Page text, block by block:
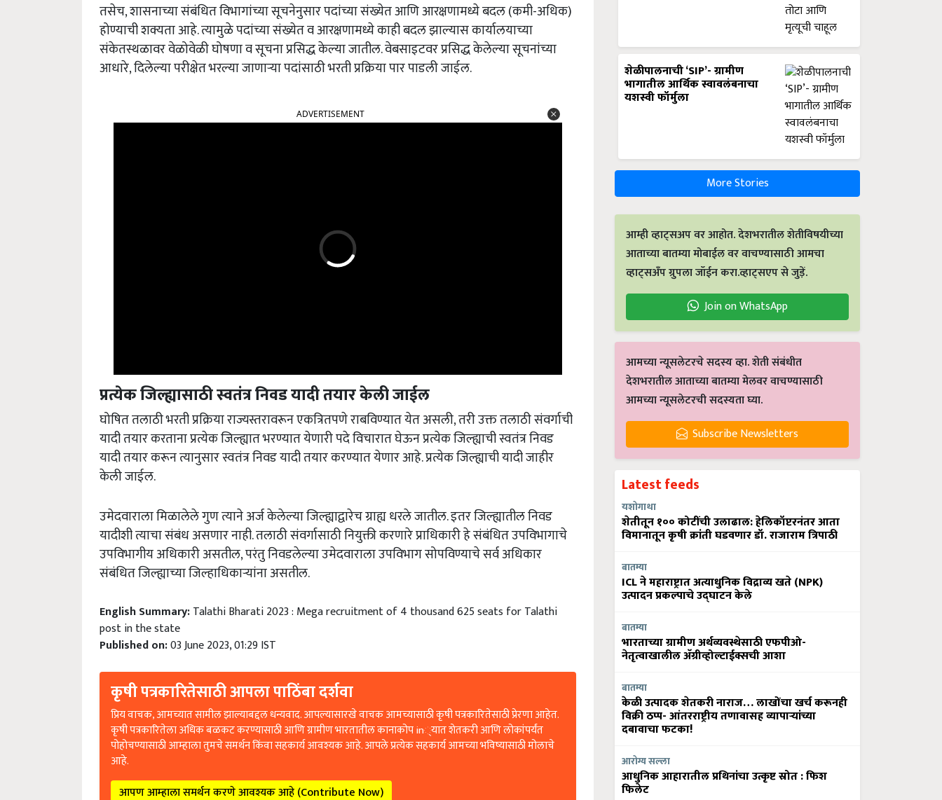
तसेच, शासनाच्या संबंधित विभागांच्या सूचनेनुसार पदांच्या संख्येत आणि आरक्षणामध्ये बदल (कमी-अधिक)
होण्याची शक्यता आहे. त्यामुळे पदांच्या संख्येत व आरक्षणामध्ये काही बदल झाल्यास कार्यालयाच्या
संकेतस्थळावर वेळोवेळी घोषणा व सूचना प्रसिद्ध केल्या जातील. वेबसाइटवर प्रसिद्ध केलेल्या सूचनांच्या
आधारे, दिलेल्या परीक्षेत भरल्या जाणार्‍या पदांसाठी भरती प्रक्रिया पार पाडली जाईल.
प्रत्येक जिल्ह्यासाठी स्वतंत्र निवड यादी तयार केली जाईल
घोषित तलाठी भरती प्रक्रिया राज्यस्तरावरून एकत्रितपणे राबविण्यात येत असली, तरी उक्त तलाठी संवर्गाची
यादी तयार करताना प्रत्येक जिल्ह्यात भरण्यात येणारी पदे विचारात घेऊन प्रत्येक जिल्ह्याची स्वतंत्र निवड
यादी तयार करून त्यानुसार स्वतंत्र निवड यादी तयार करण्यात येणार आहे. प्रत्येक जिल्ह्याची यादी जाहीर
केली जाईल.
उमेदवाराला मिळालेले गुण त्याने अर्ज केलेल्या जिल्ह्याद्वारेच ग्राह्य धरले जातील. इतर जिल्ह्यातील निवड
यादीशी त्याचा संबंध असणार नाही. तलाठी संवर्गासाठी नियुक्ती करणारे प्राधिकारी हे संबंधित उपविभागाचे
उपविभागीय अधिकारी असतील, परंतु निवडलेल्या उमेदवाराला उपविभाग सोपविण्याचे सर्व अधिकार
संबंधित जिल्ह्याच्या जिल्हाधिकाऱ्यांना असतील.
English Summary: Talathi Bharati 2023 : Mega recruitment of 4 thousand 625 seats for Talathi
post in the state
Published on:03 June 2023, 01:29 IST
कृषी पत्रकारितेसाठी आपला पाठिंबा दर्शवा
प्रिय वाचक, आमच्यात सामील झाल्याबद्दल धन्यवाद. आपल्यासारखे वाचक आमच्यासाठी कृषी पत्रकारितेसाठी प्रेरणा आहेत.
कृषी पत्रकारितेला अधिक बळकट करण्यासाठी आणि ग्रामीण भारतातील कानाकोप in्यात शेतकरी आणि लोकांपर्यंत
पोहोचण्यासाठी आम्हाला तुमचे समर्थन किंवा सहकार्य आवश्यक आहे. आपले प्रत्येक सहकार्य आमच्या भविष्यासाठी मोलाचे
आहे.
आपण आम्हाला समर्थन करणे आवश्यक आहे (Contribute Now)
शेळीपालनाची ‘SIP’- ग्रामीण
भागातील आर्थिक स्वावलंबनाचा
यशस्वी फॉर्मुला
More Stories
आम्ही व्हाट्सअप वर आहोत. देशभरातील शेतीविषयीच्या
आताच्या बातम्या मोबाईल वर वाचण्यासाठी आमचा
व्हाट्सअँप ग्रुपला जॉईन करा.व्हाट्सएप से जुड़ें.
Join on WhatsApp
आमच्या न्यूसलेटरचे सदस्य व्हा. शेती संबंधीत
देशभरातील आताच्या बातम्या मेलवर वाचण्यासाठी
आमच्या न्यूसलेटरची सदस्यता घ्या.
Subscribe Newsletters
Latest feeds
यशोगाथा
शेतीतून १०० कोटींची उलाढाल: हेलिकॉप्टरनंतर आता
विमानातून कृषी क्रांती घडवणार डॉ. राजाराम त्रिपाठी
बातम्या
ICL ने महाराष्ट्रात अत्याधुनिक विद्राव्य खते (NPK)
उत्पादन प्रकल्पाचे उद्घाटन केले
बातम्या
भारताच्या ग्रामीण अर्थव्यवस्थेसाठी एफपीओ-
नेतृत्वाखालील अ‍ॅग्रीव्होल्टाईक्सची आशा
बातम्या
केळी उत्पादक शेतकरी नाराज… लाखोंचा खर्च करूनही
विक्री ठप्प- आंतरराष्ट्रीय तणावासह व्यापाऱ्यांच्या
दबावाचा फटका!
आरोग्य सल्ला
आधुनिक आहारातील प्रथिनांचा उत्कृष्ट स्रोत : फिश
फिलेट